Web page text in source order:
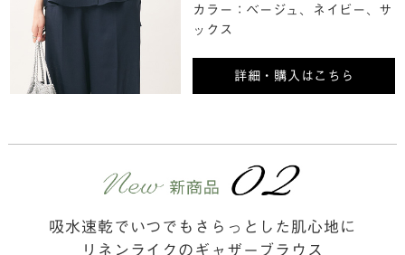
カラー：ベージュ、ネイビー、サ
ックス
詳細・購入はこちら
吸水速乾でいつでもさらっとした肌心地に
リネンライクのギャザーブラウス